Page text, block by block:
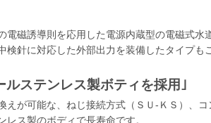
電磁誘導則を応用した電源内蔵型の電磁式
検針に対応した外部出力を装備したタイプも
ルステンレス製ボティを採用｣
えが可能な、ねじ接続方式（ＳＵ-ＫＳ）、
レス製のボディで長寿命です。